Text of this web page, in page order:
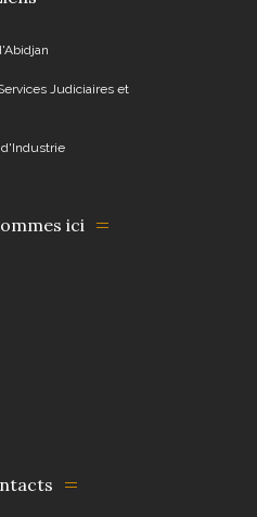
Judiciaires et
d'Industrie
ici